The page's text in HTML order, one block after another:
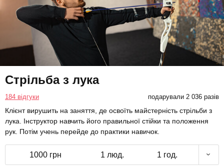
Стрільба з лука
184 відгуки подарували 2 036 разів
Клієнт вирушить на заняття, де освоїть майстерність стрільби з
лука. Інструктор навчить його правильної стійки та положення
рук. Потім учень перейде до практики навичок.
1000 грн 1 люд. 1 год.